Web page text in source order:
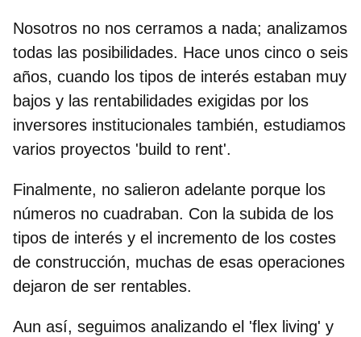
Nosotros no nos cerramos a nada; analizamos
todas las posibilidades. Hace unos cinco o seis
años, cuando los tipos de interés estaban muy
bajos y las rentabilidades exigidas por los
inversores institucionales también, estudiamos
varios proyectos 'build to rent'.
Finalmente, no salieron adelante porque los
números no cuadraban. Con la subida de los
tipos de interés y el incremento de los costes
de construcción, muchas de esas operaciones
dejaron de ser rentables.
Aun así, seguimos analizando el 'flex living' y